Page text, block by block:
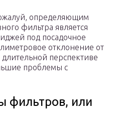
определяющим
фильтра является
под посадочное
отклонение от
перспективе
проблемы с
фильтров, или